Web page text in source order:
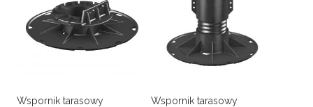
Wspornik tarasowy
Wspornik tarasowy